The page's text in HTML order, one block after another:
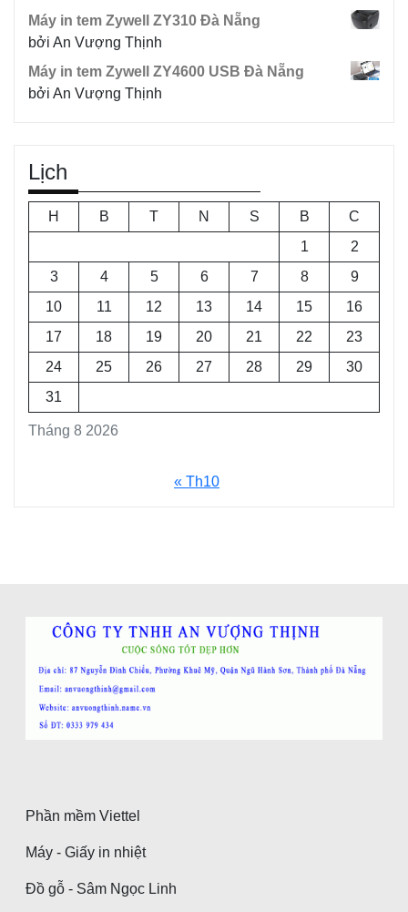
Máy in tem Zywell ZY310 Đà Nẵng
bởi An Vượng Thịnh
Máy in tem Zywell ZY4600 USB Đà Nẵng
bởi An Vượng Thịnh
Lịch
Tháng 8 2026
H B T N S B
C
1
2
3
4 5 6 7 8
9
10
11 12 13 14 15
16
17
18 19 20 21 22
23
24
25 26 27 28 29
30
31
« Th10
Phần mềm Viettel
Máy - Giấy in nhiệt
Đồ gỗ - Sâm Ngọc Linh